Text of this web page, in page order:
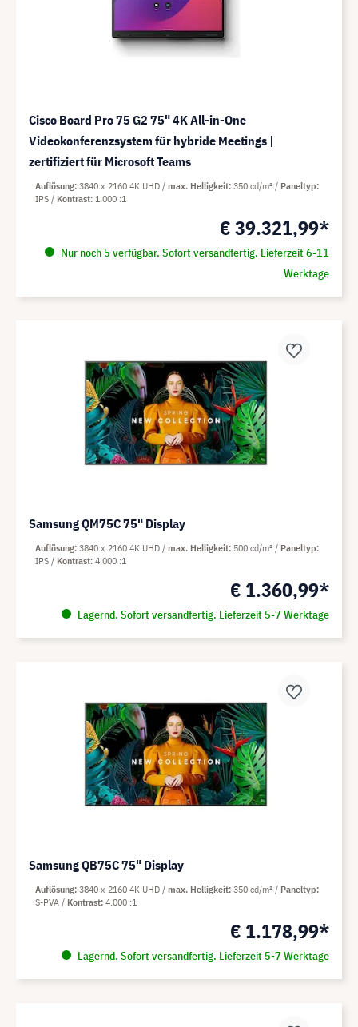
Cisco Board Pro 75 G2 75" 4K All-in-One
Videokonferenzsystem für hybride Meetings |
zertifiziert für Microsoft Teams
€ 39.321,99*
Nur noch 5 verfügbar. Sofort versandfertig. Lieferzeit 6-11
Werktage
Auflösung 3840 x 2160 4K UHD max. Helligkeit 350 cd/m²
Paneltyp
IPS
Kontrast 1.000 :1
Samsung QM75C 75" Display
€ 1.360,99*
Lagernd. Sofort versandfertig. Lieferzeit 5-7 Werktage
Auflösung 3840 x 2160 4K UHD max. Helligkeit 500 cd/m²
Paneltyp
IPS
Kontrast 4.000 :1
Samsung QB75C 75" Display
€ 1.178,99*
Lagernd. Sofort versandfertig. Lieferzeit 5-7 Werktage
Auflösung 3840 x 2160 4K UHD max. Helligkeit 350 cd/m²
Paneltyp
S-PVA
Kontrast 4.000 :1